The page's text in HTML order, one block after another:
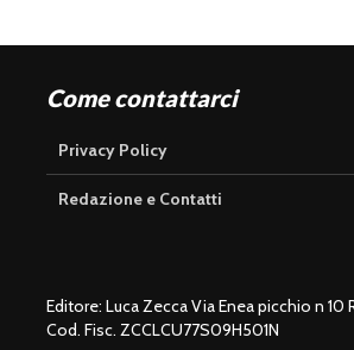
Come contattarci
Privacy Policy
Redazione e Contatti
Editore: Luca Zecca Via Enea picchio n 10
Cod. Fisc. ZCCLCU77S09H501N